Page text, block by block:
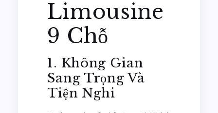
Limousine
9 Chỗ
1. Không Gian
Sang Trọng Và
Tiện Nghi